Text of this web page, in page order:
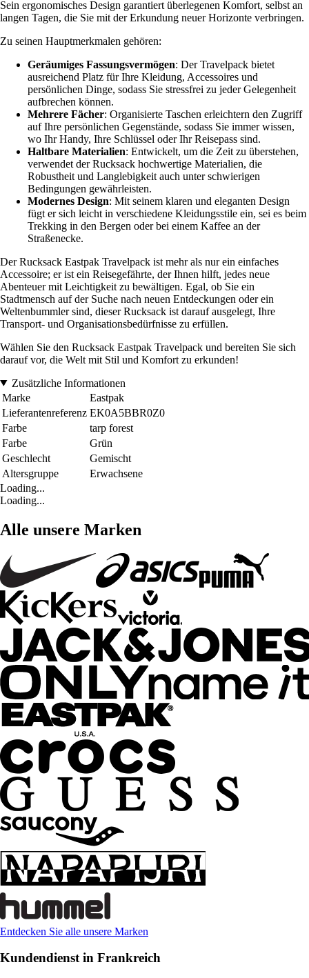
Sein ergonomisches Design garantiert überlegenen Komfort, selbst an
langen Tagen, die Sie mit der Erkundung neuer Horizonte verbringen.
Zu seinen Hauptmerkmalen gehören:
Geräumiges Fassungsvermögen: Der Travelpack bietet
ausreichend Platz für Ihre Kleidung, Accessoires und
persönlichen Dinge, sodass Sie stressfrei zu jeder Gelegenheit
aufbrechen können.
Mehrere Fächer: Organisierte Taschen erleichtern den Zugriff
auf Ihre persönlichen Gegenstände, sodass Sie immer wissen,
wo Ihr Handy, Ihre Schlüssel oder Ihr Reisepass sind.
Haltbare Materialien: Entwickelt, um die Zeit zu überstehen,
verwendet der Rucksack hochwertige Materialien, die
Robustheit und Langlebigkeit auch unter schwierigen
Bedingungen gewährleisten.
Modernes Design: Mit seinem klaren und eleganten Design
fügt er sich leicht in verschiedene Kleidungsstile ein, sei es beim
Trekking in den Bergen oder bei einem Kaffee an der
Straßenecke.
Der Rucksack Eastpak Travelpack ist mehr als nur ein einfaches
Accessoire; er ist ein Reisegefährte, der Ihnen hilft, jedes neue
Abenteuer mit Leichtigkeit zu bewältigen. Egal, ob Sie ein
Stadtmensch auf der Suche nach neuen Entdeckungen oder ein
Weltenbummler sind, dieser Rucksack ist darauf ausgelegt, Ihre
Transport- und Organisationsbedürfnisse zu erfüllen.
Wählen Sie den Rucksack Eastpak Travelpack und bereiten Sie sich
darauf vor, die Welt mit Stil und Komfort zu erkunden!
Zusätzliche Informationen
Marke
Eastpak
Lieferantenreferenz EK0A5BBR0Z0
Farbe
tarp forest
Farbe
Grün
Geschlecht
Gemischt
Altersgruppe
Erwachsene
Loading...
Loading...
Alle unsere Marken
Entdecken Sie alle unsere Marken
Kundendienst in Frankreich